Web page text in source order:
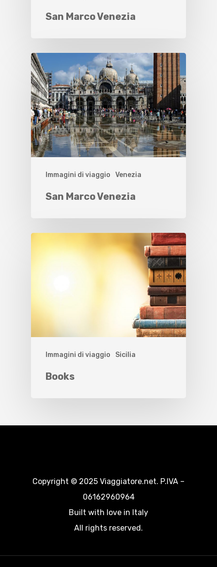
San Marco Venezia
Immagini di viaggio Venezia
San Marco Venezia
Immagini di viaggio Sicilia
Books
Copyright © 2025 Viaggiatore.net. P.IVA –
06162960964
Built with love in Italy
All rights reserved.